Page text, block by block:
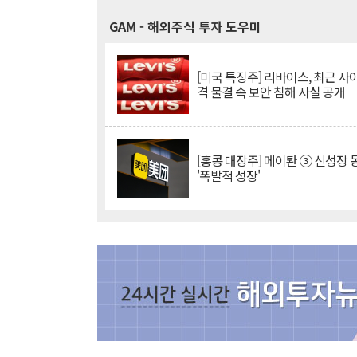
GAM - 해외주식 투자 도우미
[미국 특징주] 리바이스, 최근 사
격 물결 속 보안 침해 사실 공개
[홍콩 대장주] 메이퇀 ③ 신성장
'폭발적 성장'